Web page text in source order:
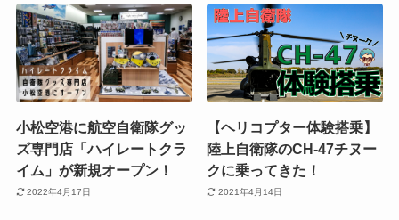
小松空港に航空自衛隊グッ
ズ専門店「ハイレートクラ
イム」が新規オープン！
2022年4月17日
【ヘリコプター体験搭乗】
陸上自衛隊のCH-47チヌー
クに乗ってきた！
2021年4月14日